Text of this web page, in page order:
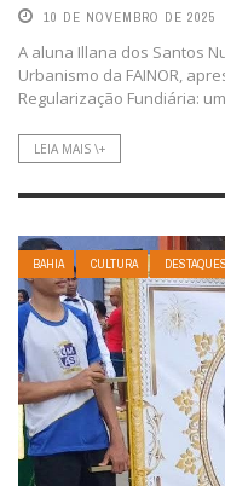
10 DE NOVEMBRO DE 2025
A aluna Illana dos Santos
Urbanismo da FAINOR,
Regularização Fundiária:
LEIA MAIS \+
BAHIA CULTURA DESTAQUES